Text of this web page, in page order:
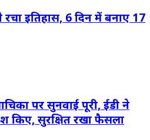
रचा इतिहास, 6 दिन में बनाए 17
पर सुनवाई पूरी, ईडी ने
किए, सुरक्षित रखा फैसला